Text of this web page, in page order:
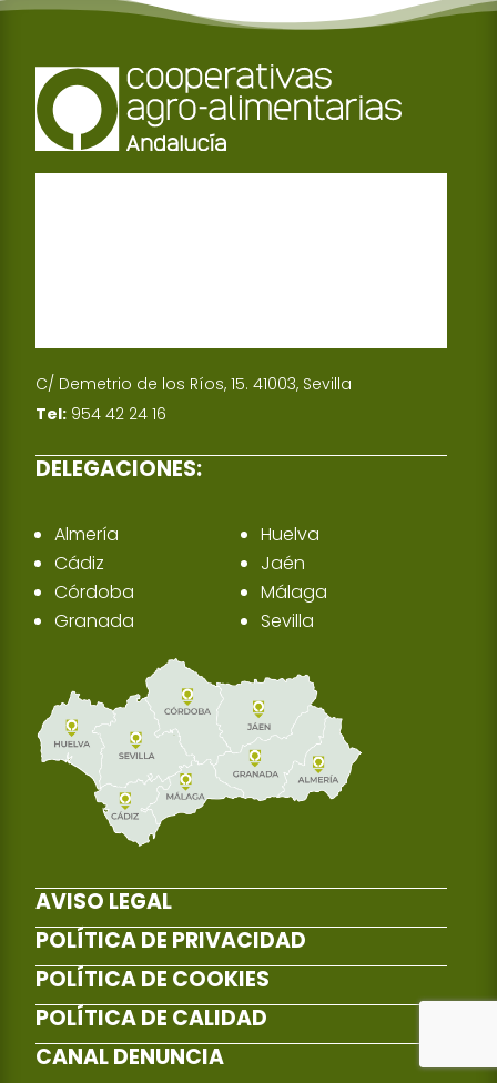
C/ Demetrio de los Ríos, 15. 41003, Sevilla
Tel: 954 42 24 16
DELEGACIONES:
Almería
Cádiz
Córdoba
Granada
Huelva
Jaén
Málaga
Sevilla
AVISO LEGAL
POLÍTICA DE PRIVACIDAD
POLÍTICA DE COOKIES
POLÍTICA DE CALIDAD
CANAL DENUNCIA